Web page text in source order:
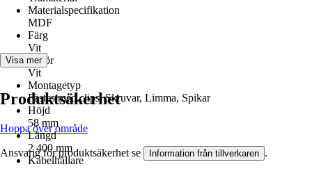
Materialspecifikation
MDF
Färg
Vit
Kulör
Vit
Montagetyp
Fästes med clips, Skruvar, Limma, Spikar
Höjd
58 mm
Längd
2 400 mm
Kabelhållare
Visa mer
Produktsäkerhet
Hoppa över område
Ansvarig för produktsäkerhet se Information från tillverkaren .